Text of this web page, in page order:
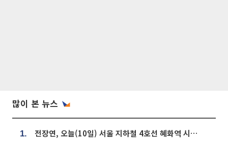
많이 본 뉴스
1. 전장연, 오늘(10일) 서울 지하철 4호선 혜화역 시위…1호선 용산역 무정차